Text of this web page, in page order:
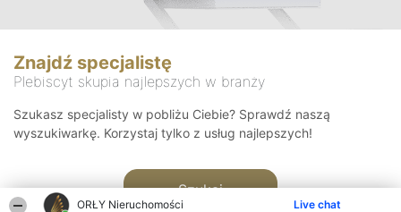
ORŁY Nieruchomości Live chat
Znajdź specjalistę
Plebiscyt skupia najlepszych w branży
Szukasz specjalisty w pobliżu Ciebie? Sprawdź naszą
wyszukiwarkę. Korzystaj tylko z usług najlepszych!
Szukaj